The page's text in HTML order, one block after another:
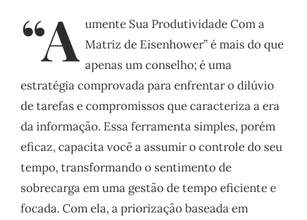
“A umente Sua Produtividade Com a
Matriz de Eisenhower” é mais do que
apenas um conselho; é uma
estratégia comprovada para enfrentar o dilúvio
de tarefas e compromissos que caracteriza a era
da informação. Essa ferramenta simples, porém
eficaz, capacita você a assumir o controle do seu
tempo, transformando o sentimento de
sobrecarga em uma gestão de tempo eficiente e
focada. Com ela, a priorização baseada em